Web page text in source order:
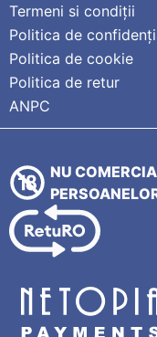
Termeni si condiții
Politica de
Politica de cookie
Politica de retur
ANPC
NU